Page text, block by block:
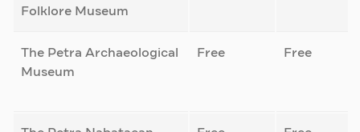
Folklore Museum
The Petra Archaeological
Museum
Free Free